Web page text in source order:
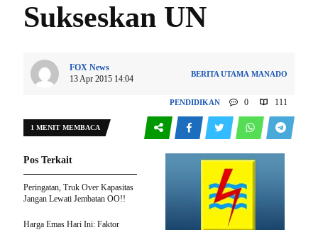
Sukseskan UN
FOX News
13 Apr 2015 14:04
BERITA UTAMA MANADO
PENDIDIKAN 0 111
1 MENIT MEMBACA
Pos Terkait
Peringatan, Truk Over Kapasitas
Jangan Lewati Jembatan OO!!
Harga Emas Hari Ini: Faktor